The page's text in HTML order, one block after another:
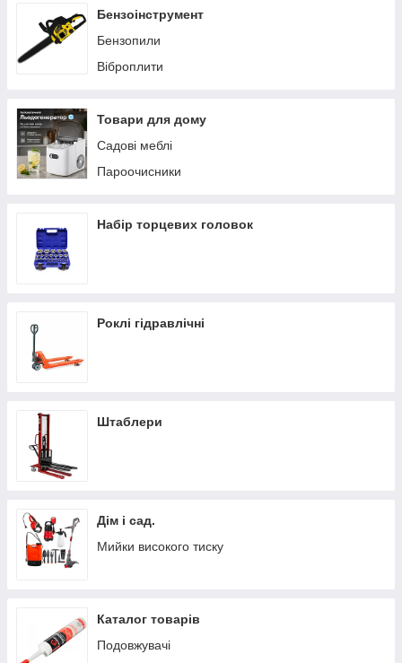
Бензоінструмент
Бензопили
Віброплити
Товари для дому
Садові меблі
Пароочисники
Набір торцевих головок
Роклі гідравлічні
Штаблери
Дім і сад.
Мийки високого тиску
Каталог товарів
Подовжувачі